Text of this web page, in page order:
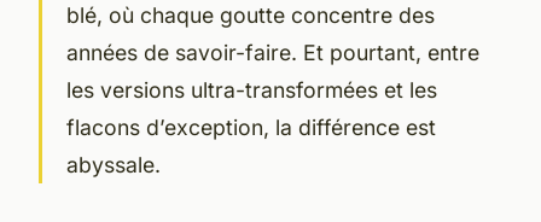
blé, où chaque goutte concentre des
années de savoir-faire. Et pourtant, entre
les versions ultra-transformées et les
flacons d’exception, la différence est
abyssale.